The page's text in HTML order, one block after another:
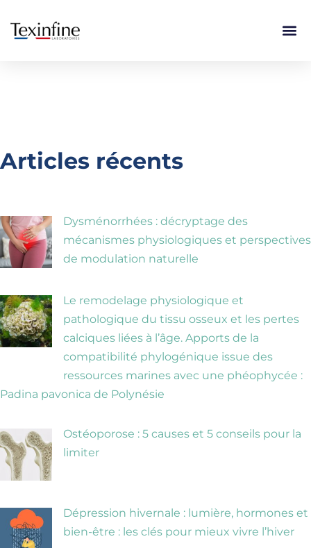
Articles récents
Dysménorrhées : décryptage des
mécanismes physiologiques et perspectives
de modulation naturelle
Le remodelage physiologique et
pathologique du tissu osseux et les pertes
calciques liées à l’âge. Apports de la
compatibilité phylogénique issue des
ressources marines avec une phéophycée :
Padina pavonica de Polynésie
Ostéoporose : 5 causes et 5 conseils pour la
limiter
Dépression hivernale : lumière, hormones et
bien-être : les clés pour mieux vivre l’hiver